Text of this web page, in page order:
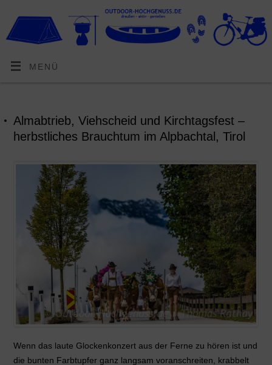
MENÜ
Almabtrieb, Viehscheid und Kirchtagsfest –
herbstliches Brauchtum im Alpbachtal, Tirol
Wenn das laute Glockenkonzert aus der Ferne zu hören ist und
die bunten Farbtupfer ganz langsam voranschreiten, krabbelt